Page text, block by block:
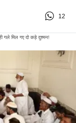
12
गले मिल गए दो कड़े दुश्मन!